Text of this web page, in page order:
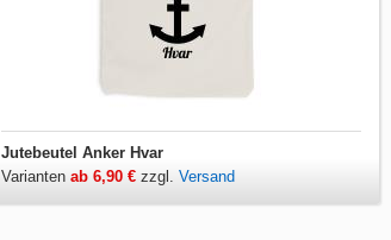
Jutebeutel Anker Hvar
Varianten ab 6,90 €zzgl. Versand